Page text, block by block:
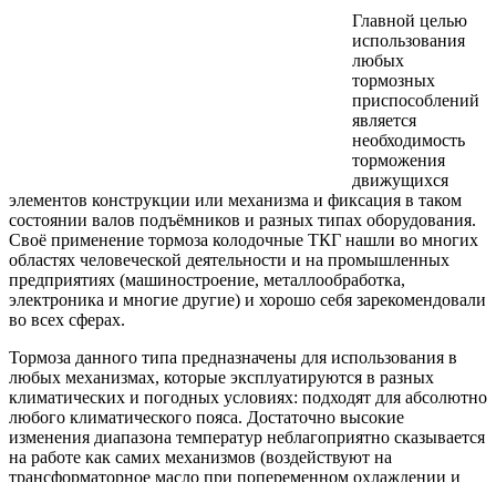
Главной целью
использования
любых
тормозных
приспособлений
является
необходимость
торможения
движущихся
элементов конструкции или механизма и фиксация в таком
состоянии валов подъёмников и разных типах оборудования.
Своё применение тормоза колодочные ТКГ нашли во многих
областях человеческой деятельности и на промышленных
предприятиях (машиностроение, металлообработка,
электроника и многие другие) и хорошо себя зарекомендовали
во всех сферах.
Тормоза данного типа предназначены для использования в
любых механизмах, которые эксплуатируются в разных
климатических и погодных условиях: подходят для абсолютно
любого климатического пояса. Достаточно высокие
изменения диапазона температур неблагоприятно сказывается
на работе как самих механизмов (воздействуют на
трансформаторное масло при попеременном охлаждении и